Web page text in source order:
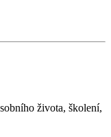
života, školení,